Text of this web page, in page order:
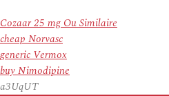
Cozaar 25 mg Ou Similaire
cheap Norvasc
generic Vermox
buy Nimodipine
a3UqUT